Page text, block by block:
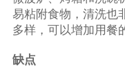
易粘附食物，清洗也
多样，可以增加用餐
缺点